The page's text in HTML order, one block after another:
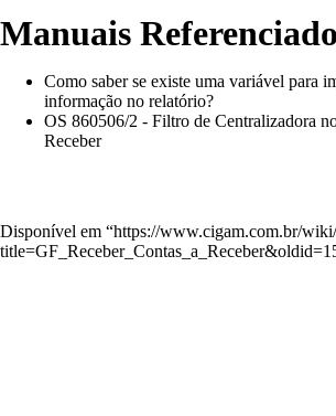
Manuais
Como saber se existe uma variável para
informação no relatório?
OS 860506/2 - Filtro de Centralizadora
Receber
Disponível em “https://www.cigam.com.br/